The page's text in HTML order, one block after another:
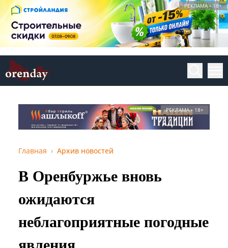
РЕКЛАМА • 18+
РЕКЛАМА • 18+
Главная Архив новостей
В Оренбуржье вновь
ожидаются
неблагоприятные погодные